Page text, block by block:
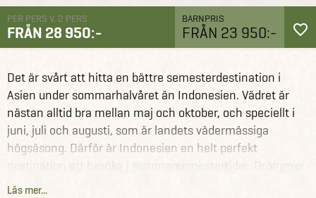
PER PERS V. 2 PERS
FRÅN 28 950:-
BARNPRIS
FRÅN 23 950:-
Bali
Reseförslag Bali – Ubud, natur och strandsemester på
Gili-öarna
Det är svårt att hitta en bättre semesterdestination i
Asien under sommarhalvåret än Indonesien. Vädret är
nästan alltid bra mellan maj och oktober, och speciellt i
juni, juli och augusti, som är landets vädermässiga
högsäsong. Därför är Indonesien en helt perfekt
destination att besöka i sommarsemestertider. Drömmer
du istället om att uppleva de gudomliga öarna utan allt för
Läs mer...